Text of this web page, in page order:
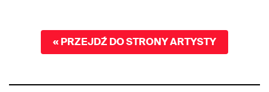
« PRZEJDŹ DO STRONY ARTYSTY